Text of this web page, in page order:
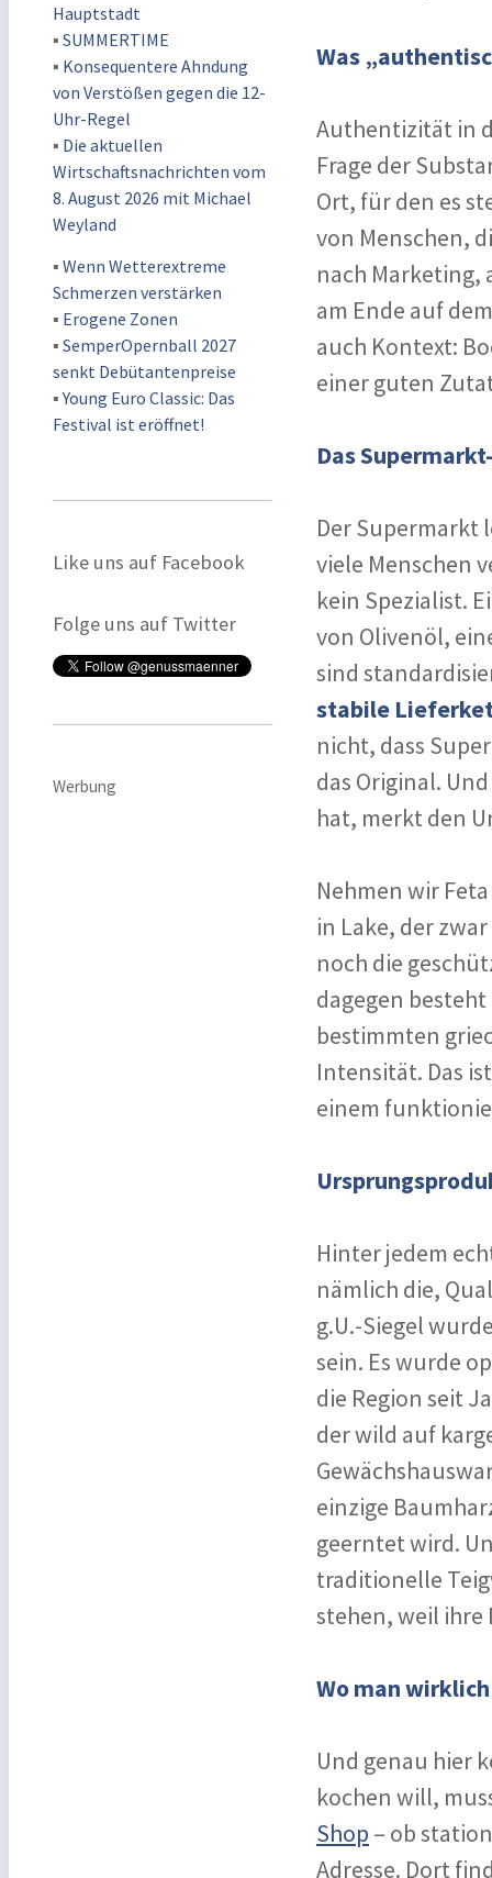
Hauptstadt
▪ SUMMERTIME
▪ Konsequentere Ahndung
von Verstößen gegen die 12-
Uhr-Regel
▪ Die aktuellen
Wirtschaftsnachrichten vom
8. August 2026 mit Michael
Weyland
▪ Wenn Wetterextreme
Schmerzen verstärken
▪ Erogene Zonen
▪ SemperOpernball 2027
senkt Debütantenpreise
▪Young Euro Classic: Das
Festival ist eröffnet!
Like uns auf Facebook
Folge uns auf Twitter
Werbung
Was
Authentizität in
Frage der
Ort, für den es
von Menschen,
nach Marketing,
am Ende auf
auch Kontext:
einer guten
Das
Der Supermarkt
viele Menschen
kein Spezialist.
von Olivenöl,
sind
stabile
nicht, dass
das Original.
hat, merkt den
Nehmen wir
in Lake, der
noch die
dagegen
bestimmten
Intensität. Das
einem
Hinter jedem
nämlich die,
g.U.-Siegel
sein. Es wurde
die Region seit
der wild auf
einzige
geerntet wird.
traditionelle
stehen, weil
Wo man
Und genau hier
kochen will,
Shop – ob
Adresse. Dort